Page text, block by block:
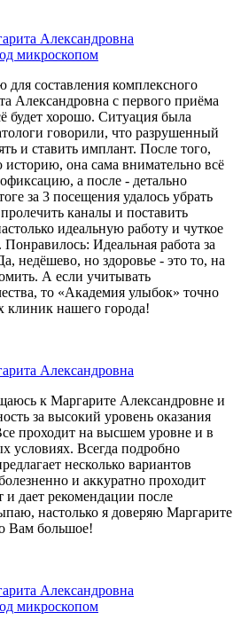
Александровна
микроскопом
составления комплексного
Александровна с первого приёма
будет хорошо. Ситуация была
говорили, что разрушенный
и ставить имплант. После того,
она сама внимательно всё
а после - детально
за 3 посещения удалось убрать
каналы и поставить
идеальную работу и чуткое
Идеальная работа за
недёшево, но здоровье - это то, на
А если учитывать
то «Академия улыбок» точно
нашего города!
Александровна
к Маргарите Александровне и
за высокий уровень оказания
проходит на высшем уровне и в
условиях. Всегда подробно
несколько вариантов
и аккуратно проходит
и дает рекомендации после
настолько я доверяю Маргарите
Вам большое!
Александровна
микроскопом